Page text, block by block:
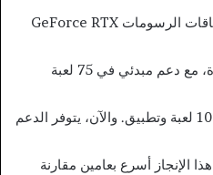
في نهاية شهر يناير، تم إطلاق بطاقات الرسومات GeForce RTX
DLSS 4 بتوليد الإطارات المتعددة، مع دعم مبدئي في 75 لعبة
مارس، تجاوزت NVIDIA حاجز 100 لعبة وتطبيق. والآن، يتوفر الدعم
هذا الإنجاز أسرع بعامين مقارنة